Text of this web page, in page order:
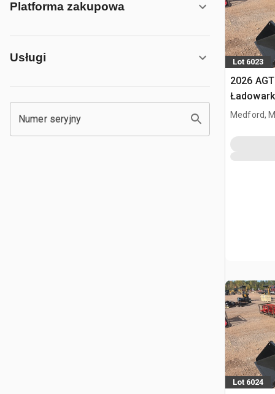
Platforma zakupowa
Usługi
Numer seryjny
Lot 6023
2026
Medford,
Lot 6024